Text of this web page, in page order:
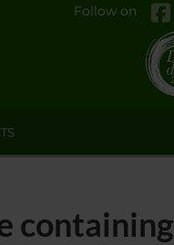
Follow on
containing